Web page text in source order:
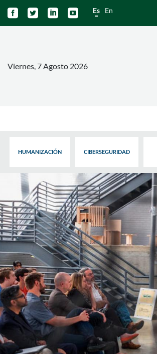
    Es En
Viernes, 7 Agosto 2026
HUMANIZACIÓN CIBERSEGURIDAD